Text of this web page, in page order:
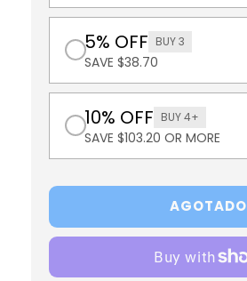
5% OFF BUY 3
SAVE $38.70
10% OFF BUY 4+
SAVE $103.20 OR MORE
AGOTADO